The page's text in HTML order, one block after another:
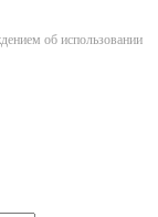
об использовании